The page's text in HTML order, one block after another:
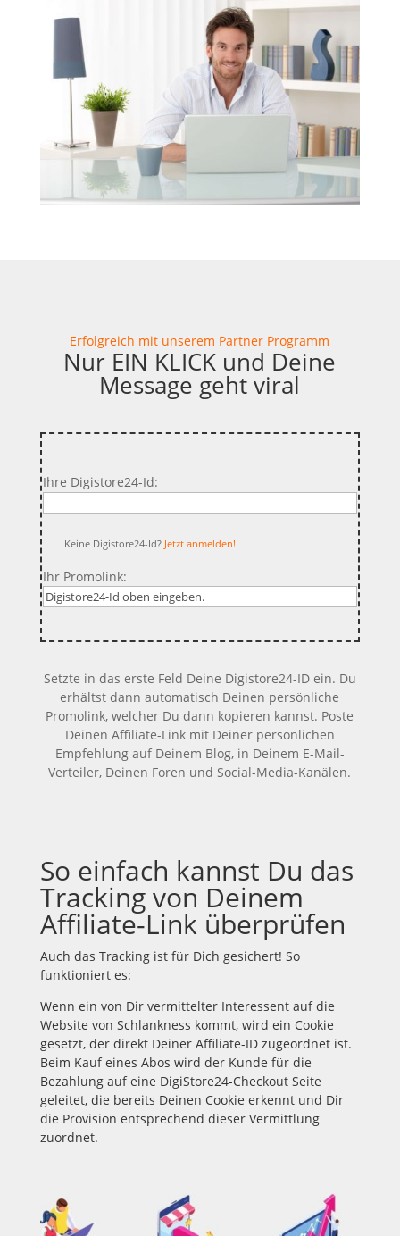
Erfolgreich mit unserem Partner Programm
Nur EIN KLICK und Deine
Message geht viral
Ihre Digistore24-Id:
Keine Digistore24-Id? Jetzt anmelden!
Ihr Promolink:
Setzte in das erste Feld Deine Digistore24-ID ein. Du
erhältst dann automatisch Deinen persönliche
Promolink, welcher Du dann kopieren kannst. Poste
Deinen Affiliate-Link mit Deiner persönlichen
Empfehlung auf Deinem Blog, in Deinem E-Mail-
Verteiler, Deinen Foren und Social-Media-Kanälen.
So einfach kannst Du das
Tracking von Deinem
Affiliate-Link überprüfen
Auch das Tracking ist für Dich gesichert! So
funktioniert es:
Wenn ein von Dir vermittelter Interessent auf die
Website von Schlankness kommt, wird ein Cookie
gesetzt, der direkt Deiner Affiliate-ID zugeordnet ist.
Beim Kauf eines Abos wird der Kunde für die
Bezahlung auf eine DigiStore24-Checkout Seite
geleitet, die bereits Deinen Cookie erkennt und Dir
die Provision entsprechend dieser Vermittlung
zuordnet.